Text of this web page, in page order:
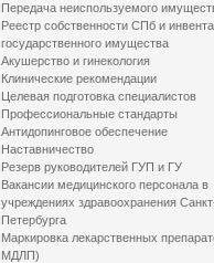
Передача неиспользуемого
Реестр собственности СПб и
государственного имущества
Акушерство и гинекология
Клинические рекомендации
Целевая подготовка специалистов
Профессиональные стандарты
Антидопинговое обеспечение
Наставничество
Резерв руководителей ГУП и ГУ
Вакансии медицинского персонала в
учреждениях здравоохранения
Петербурга
Маркировка лекарственных
МДЛП)